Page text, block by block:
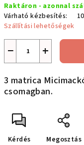
Raktáron - azonnal
Várható kézbesítés:
Szállítási lehetőségek
+
−
3 matrica
csomagban.
Kérdés Megosztás